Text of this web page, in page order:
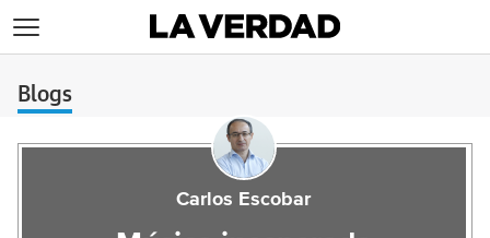
Blogs
Carlos Escobar